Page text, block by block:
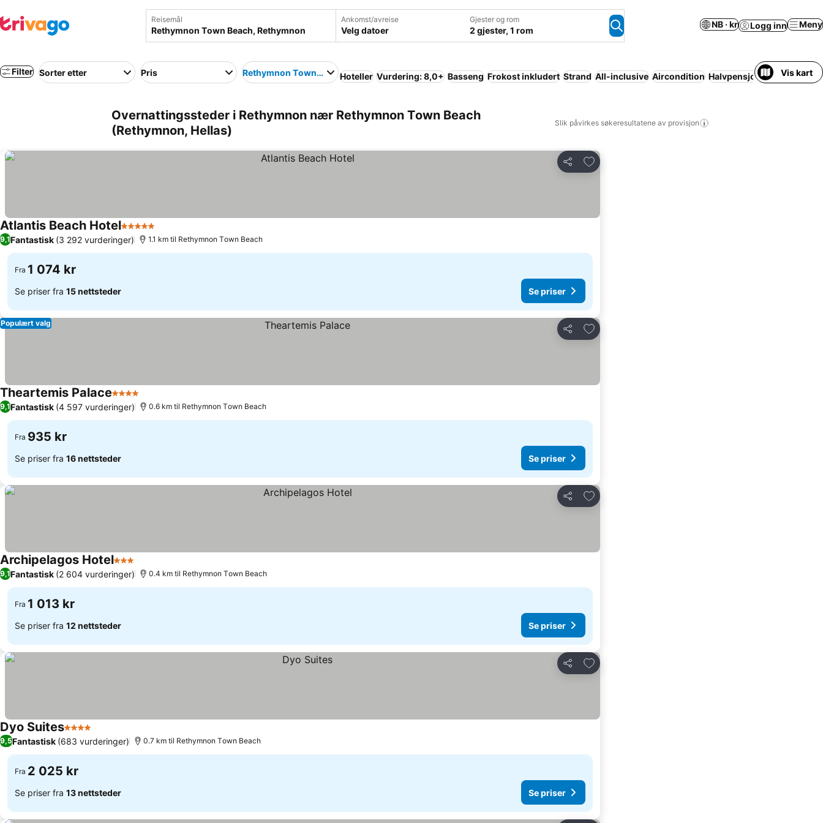
Reisemål Ankomst/avreise
Velg datoer
Gjester og rom
2 gjester, 1 rom
NB · kr Logg inn Meny
Filter Sorter etter Pris Rethymnon Τown BeachHoteller Vurdering: 8,0+ Basseng Frokost inkludert Strand All-inclusive Aircondition Halvpensjon Vis kart
Overnattingssteder i Rethymnon nær Rethymnon Τown Beach
(Rethymnon, Hellas)
Slik påvirkes søkeresultatene av provisjon
Del
Legg til i favoritter
Atlantis Beach Hotel5 Stjerner
9,1Fantastisk (3 292 vurderinger) 1.1 km til Rethymnon Τown Beach
Fra 1 074 kr
Se priser fra 15 nettsteder Se priser
Del
Legg til i favoritter
Populært valg
Theartemis Palace4 Stjerner
9,1Fantastisk (4 597 vurderinger) 0.6 km til Rethymnon Τown Beach
Fra 935 kr
Se priser fra 16 nettsteder Se priser
Del
Legg til i favoritter
Archipelagos Hotel3 Stjerner
9,1Fantastisk (2 604 vurderinger) 0.4 km til Rethymnon Τown Beach
Fra 1 013 kr
Se priser fra 12 nettsteder Se priser
Del
Legg til i favoritter
Dyo Suites4 Stjerner
9,5Fantastisk (683 vurderinger) 0.7 km til Rethymnon Τown Beach
Fra 2 025 kr
Se priser fra 13 nettsteder Se priser